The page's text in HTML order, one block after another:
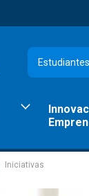
Estudiantes
Iniciativas